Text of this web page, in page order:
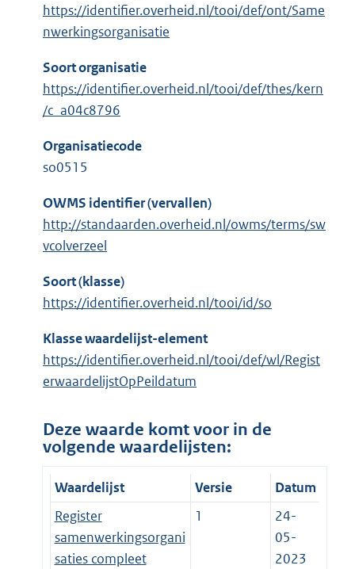
https://identifier.overheid.nl/tooi/def/ont/Same
nwerkingsorganisatie
Soort organisatie
https://identifier.overheid.nl/tooi/def/thes/kern
/c_a04c8796
Organisatiecode
so0515
OWMS identifier (vervallen)
http://standaarden.overheid.nl/owms/terms/sw
vcolverzeel
Soort (klasse)
https://identifier.overheid.nl/tooi/id/so
Klasse waardelijst-element
https://identifier.overheid.nl/tooi/def/wl/Regist
erwaardelijstOpPeildatum
Deze waarde komt voor in de
volgende waardelijsten:
Waardelijst Versie
Datum
Register
samenwerkingsorgani
saties compleet
1
24-
05-
2023